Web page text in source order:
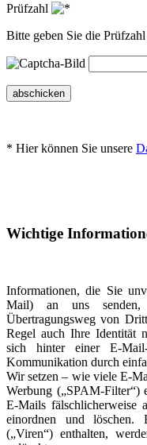
Prüfzahl
Bitte geben Sie die
abschicken
* Hier können Sie unsere
Wichtige
Informationen, die Sie
Mail) an uns senden,
Übertragungsweg von
Regel auch Ihre Identität
sich hinter einer E-Mail-
Kommunikation durch
Wir setzen – wie viele E-
Werbung („SPAM-Filter“)
E-Mails fälschlicherweise
einordnen und löschen.
(„Viren“) enthalten,